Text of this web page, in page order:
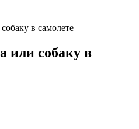
в самолете
или собаку в